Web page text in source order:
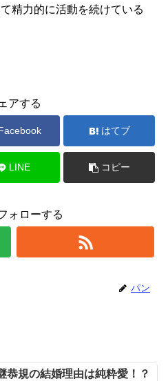
精力的に活動を続けている
アする
はてブ
LINE コピー
ォローする
パン
恭規の結婚理由は純粋愛！？